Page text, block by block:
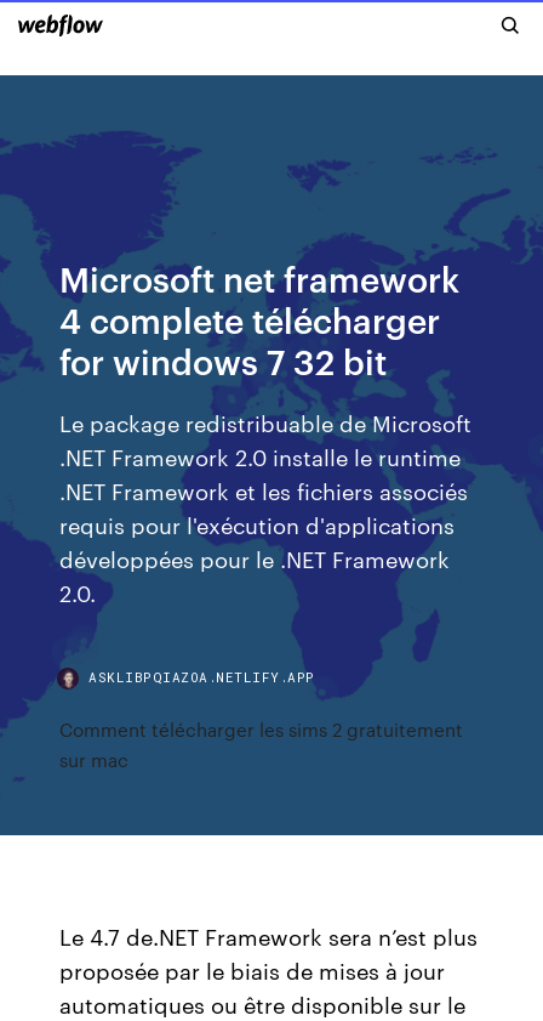
Microsoft net framework
4 complete télécharger
for windows 7 32 bit
Le package redistribuable de Microsoft
.NET Framework 2.0 installe le runtime
.NET Framework et les fichiers associés
requis pour l'exécution d'applications
développées pour le .NET Framework
2.0.
ASKLIBPQIAZOA.NETLIFY.APP
Comment télécharger les sims 2 gratuitement
sur mac
Le 4.7 de.NET Framework sera n’est plus
proposée par le biais de mises à jour
automatiques ou être disponible sur le